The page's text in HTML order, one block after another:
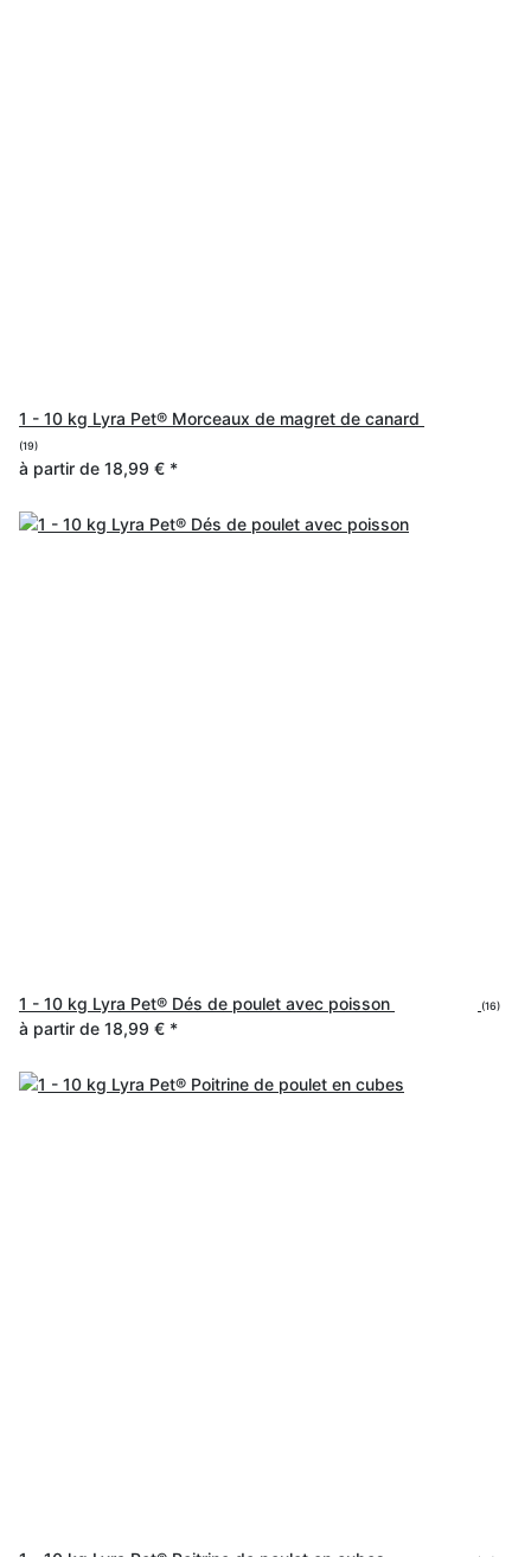
1 - 10 kg Lyra Pet® Morceaux de magret de canard
(19)
à partir de 18,99 € *
1 - 10 kg Lyra Pet® Dés de poulet avec poisson (16)
à partir de 18,99 € *